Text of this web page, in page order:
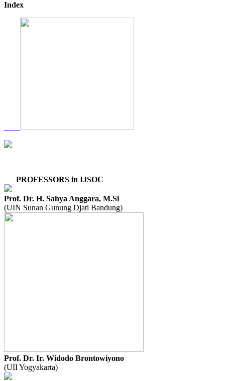
Index
PROFESSORS in IJSOC
Prof. Dr. H. Sahya Anggara, M.Si
(UIN Sunan Gunung Djati Bandung)
Prof. Dr. Ir. Widodo Brontowiyono
(UII Yogyakarta)